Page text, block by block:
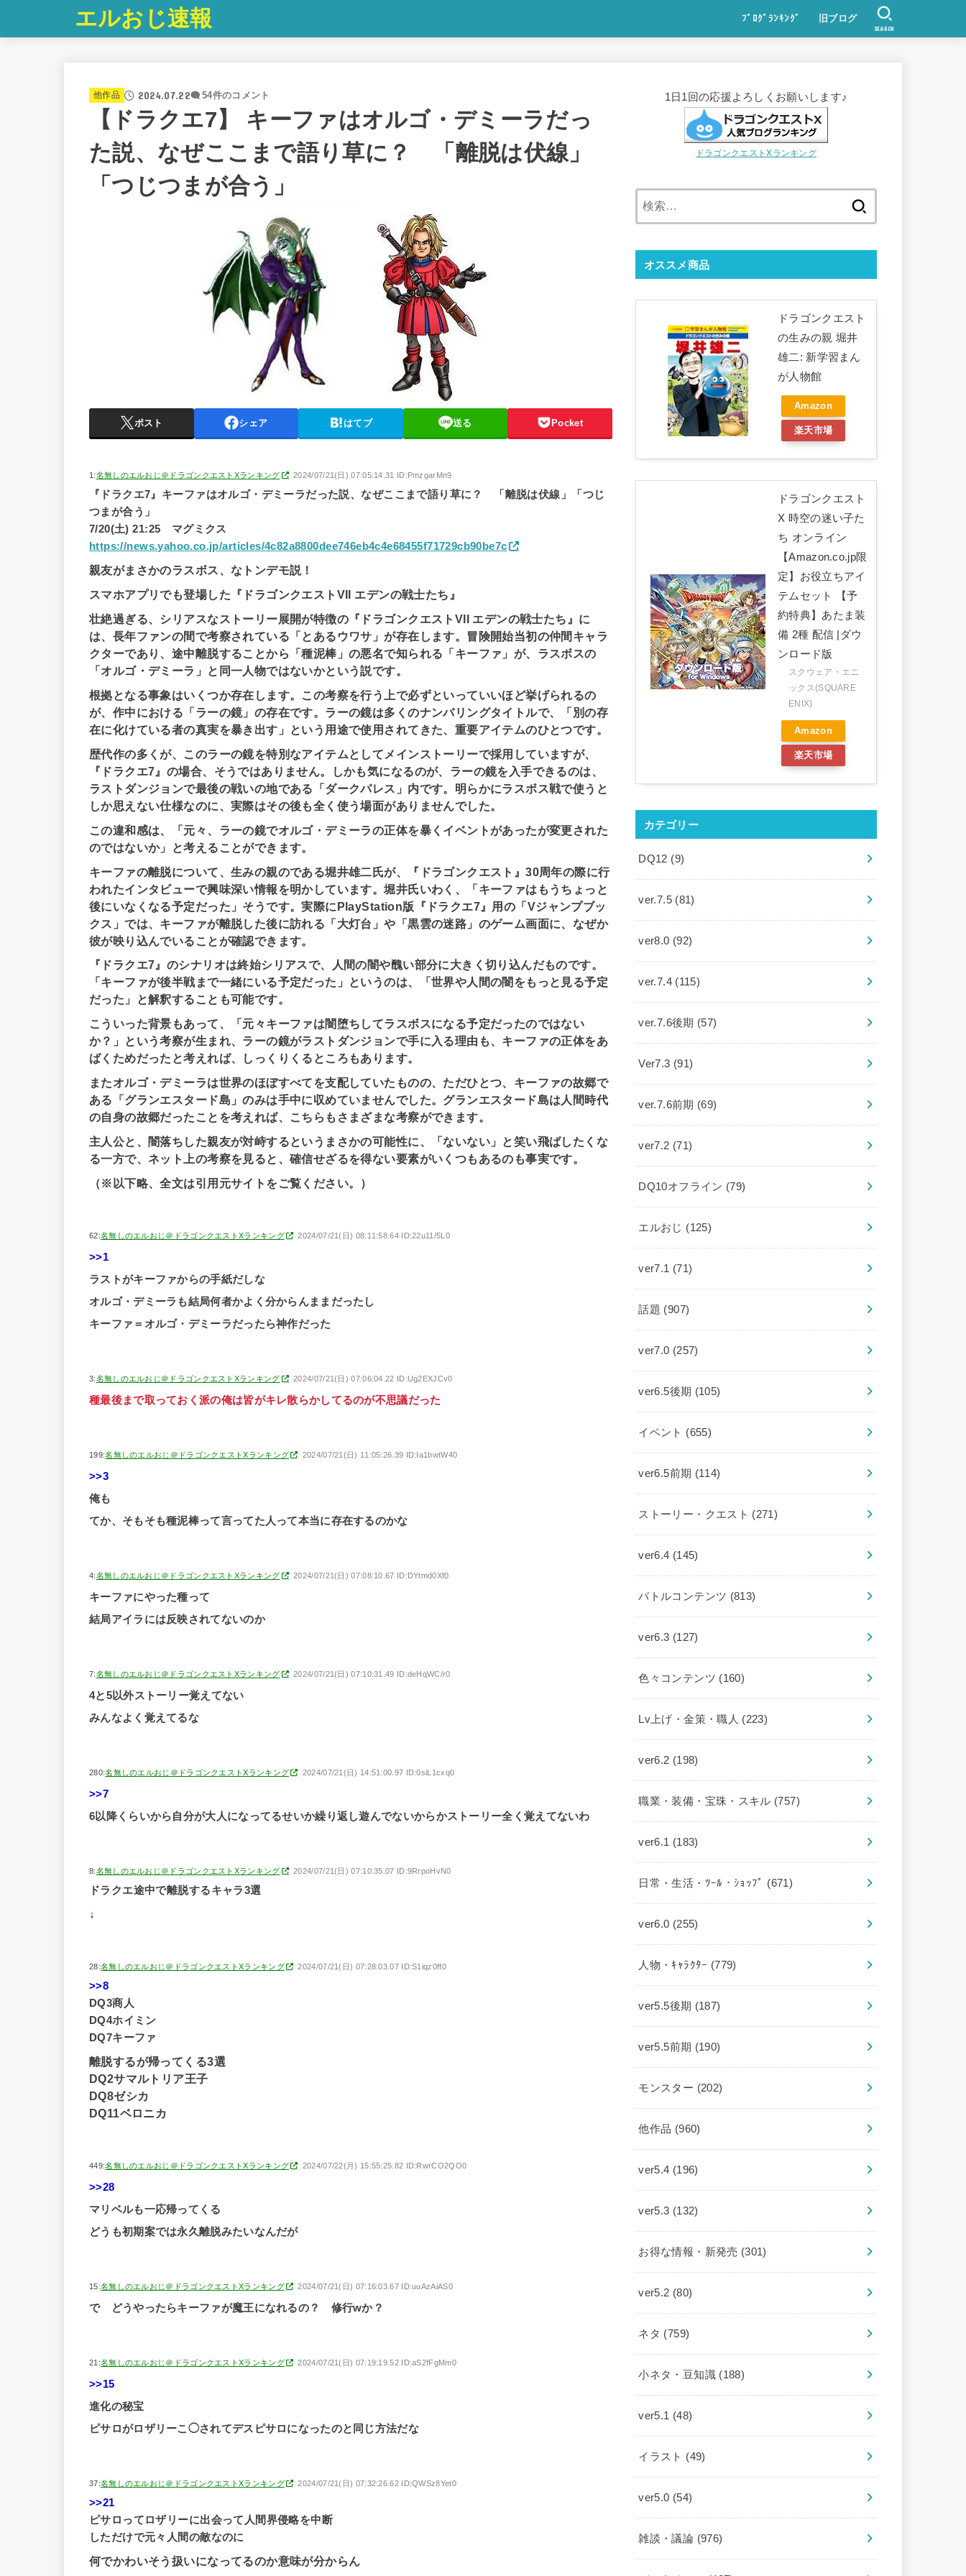
エルおじ速報 ﾌﾞﾛｸﾞﾗﾝｷﾝｸﾞ 旧ブログ
SEARCH
他作品 2024.07.22 54件のコメント
【ドラクエ7】 キーファはオルゴ・デミーラだっ
た説、なぜここまで語り草に？ 「離脱は伏線」
「つじつまが合う」
ポスト シェア はてブ 送る Pocket
1:名無しのエルおじ＠ドラゴンクエストXランキング 2024/07/21(日) 07:05:14.31 ID:PmzgarMn9
『ドラクエ7』キーファはオルゴ・デミーラだった説、なぜここまで語り草に？ 「離脱は伏線」「つじ
つまが合う」
7/20(土) 21:25 マグミクス
https://news.yahoo.co.jp/articles/4c82a8800dee746eb4c4e68455f71729cb90be7c
親友がまさかのラスボス、なトンデモ説！
スマホアプリでも登場した『ドラゴンクエストVII エデンの戦士たち』
壮絶過ぎる、シリアスなストーリー展開が特徴の『ドラゴンクエストVII エデンの戦士たち』に
は、長年ファンの間で考察されている「とあるウワサ」が存在します。冒険開始当初の仲間キャラ
クターであり、途中離脱することから「種泥棒」の悪名で知られる「キーファ」が、ラスボスの
「オルゴ・デミーラ」と同一人物ではないかという説です。
根拠となる事象はいくつか存在します。この考察を行う上で必ずといっていいほど挙げられるの
が、作中における「ラーの鏡」の存在です。ラーの鏡は多くのナンバリングタイトルで、「別の存
在に化けている者の真実を暴き出す」という用途で使用されてきた、重要アイテムのひとつです。
歴代作の多くが、このラーの鏡を特別なアイテムとしてメインストーリーで採用していますが、
『ドラクエ7』の場合、そうではありません。しかも気になるのが、ラーの鏡を入手できるのは、
ラストダンジョンで最後の戦いの地である「ダークパレス」内です。明らかにラスボス戦で使うと
しか思えない仕様なのに、実際はその後も全く使う場面がありませんでした。
この違和感は、「元々、ラーの鏡でオルゴ・デミーラの正体を暴くイベントがあったが変更された
のではないか」と考えることができます。
キーファの離脱について、生みの親のである堀井雄二氏が、『ドラゴンクエスト』30周年の際に行
われたインタビューで興味深い情報を明かしています。堀井氏いわく、「キーファはもうちょっと
後にいなくなる予定だった」そうです。実際にPlayStation版『ドラクエ7』用の「Vジャンプブッ
クス」では、キーファが離脱した後に訪れる「大灯台」や「黒雲の迷路」のゲーム画面に、なぜか
彼が映り込んでいることが確認できます。
『ドラクエ7』のシナリオは終始シリアスで、人間の闇や醜い部分に大きく切り込んだものです。
「キーファが後半戦まで一緒にいる予定だった」というのは、「世界や人間の闇をもっと見る予定
だった」と解釈することも可能です。
こういった背景もあって、「元々キーファは闇堕ちしてラスボスになる予定だったのではない
か？」という考察が生まれ、ラーの鏡がラストダンジョンで手に入る理由も、キーファの正体をあ
ばくためだったと考えれば、しっくりくるところもあります。
またオルゴ・デミーラは世界のほぼすべてを支配していたものの、ただひとつ、キーファの故郷で
ある「グランエスタード島」のみは手中に収めていませんでした。グランエスタード島は人間時代
の自身の故郷だったことを考えれば、こちらもさまざまな考察ができます。
主人公と、闇落ちした親友が対峙するというまさかの可能性に、「ないない」と笑い飛ばしたくな
る一方で、ネット上の考察を見ると、確信せざるを得ない要素がいくつもあるのも事実です。
（※以下略、全文は引用元サイトをご覧ください。）
62:名無しのエルおじ＠ドラゴンクエストXランキング 2024/07/21(日) 08:11:58.64 ID:22u11/5L0
>>1
ラストがキーファからの手紙だしな
オルゴ・デミーラも結局何者かよく分からんままだったし
キーファ＝オルゴ・デミーラだったら神作だった
3:名無しのエルおじ＠ドラゴンクエストXランキング 2024/07/21(日) 07:06:04.22 ID:Ug2EXJCv0
種最後まで取っておく派の俺は皆がキレ散らかしてるのが不思議だった
199:名無しのエルおじ＠ドラゴンクエストXランキング 2024/07/21(日) 11:05:26.39 ID:Ia1bwtW40
>>3
俺も
てか、そもそも種泥棒って言ってた人って本当に存在するのかな
4:名無しのエルおじ＠ドラゴンクエストXランキング 2024/07/21(日) 07:08:10.67 ID:DYtmd0Xf0
キーファにやった種って
結局アイラには反映されてないのか
7:名無しのエルおじ＠ドラゴンクエストXランキング 2024/07/21(日) 07:10:31.49 ID:deHqWC/r0
4と5以外ストーリー覚えてない
みんなよく覚えてるな
280:名無しのエルおじ＠ドラゴンクエストXランキング 2024/07/21(日) 14:51:00.97 ID:0siL1cxq0
>>7
6以降くらいから自分が大人になってるせいか繰り返し遊んでないからかストーリー全く覚えてないわ
8:名無しのエルおじ＠ドラゴンクエストXランキング 2024/07/21(日) 07:10:35.07 ID:9RrpoHvN0
ドラクエ途中で離脱するキャラ3選
↓
28:名無しのエルおじ＠ドラゴンクエストXランキング 2024/07/21(日) 07:28:03.07 ID:S1iqz0ff0
>>8
DQ3商人
DQ4ホイミン
DQ7キーファ
離脱するが帰ってくる3選
DQ2サマルトリア王子
DQ8ゼシカ
DQ11ベロニカ
449:名無しのエルおじ＠ドラゴンクエストXランキング 2024/07/22(月) 15:55:25.82 ID:RwrCO2QO0
>>28
マリベルも一応帰ってくる
どうも初期案では永久離脱みたいなんだが
15:名無しのエルおじ＠ドラゴンクエストXランキング 2024/07/21(日) 07:16:03.67 ID:uuAzAiAS0
で どうやったらキーファが魔王になれるの？ 修行wか？
21:名無しのエルおじ＠ドラゴンクエストXランキング 2024/07/21(日) 07:19:19.52 ID:aS2fFgMm0
>>15
進化の秘宝
ピサロがロザリーこ◯されてデスピサロになったのと同じ方法だな
37:名無しのエルおじ＠ドラゴンクエストXランキング 2024/07/21(日) 07:32:26.62 ID:QWSz8Yet0
>>21
ピサロってロザリーに出会って人間界侵略を中断
しただけで元々人間の敵なのに
何でかわいそう扱いになってるのか意味が分からん
1日1回の応援よろしくお願いします♪
ドラゴンクエストXランキング
オススメ商品
ドラゴンクエスト
の生みの親 堀井
雄二: 新学習まん
が人物館
Amazon
楽天市場
ドラゴンクエスト
X 時空の迷い子た
ち オンライン
【Amazon.co.jp限
定】お役立ちアイ
テムセット 【予
約特典】あたま装
備 2種 配信 |ダウ
ンロード版
スクウェア・エニ
ックス(SQUARE
ENIX)
Amazon
楽天市場
カテゴリー
DQ12 (9)
ver.7.5 (81)
ver8.0 (92)
ver.7.4 (115)
ver.7.6後期 (57)
Ver7.3 (91)
ver.7.6前期 (69)
ver7.2 (71)
DQ10オフライン (79)
エルおじ (125)
ver7.1 (71)
話題 (907)
ver7.0 (257)
ver6.5後期 (105)
イベント (655)
ver6.5前期 (114)
ストーリー・クエスト (271)
ver6.4 (145)
バトルコンテンツ (813)
ver6.3 (127)
色々コンテンツ (160)
Lv上げ・金策・職人 (223)
ver6.2 (198)
職業・装備・宝珠・スキル (757)
ver6.1 (183)
日常・生活・ﾂｰﾙ・ｼｮｯﾌﾟ (671)
ver6.0 (255)
人物・ｷｬﾗｸﾀｰ (779)
ver5.5後期 (187)
ver5.5前期 (190)
モンスター (202)
他作品 (960)
ver5.4 (196)
ver5.3 (132)
お得な情報・新発売 (301)
ver5.2 (80)
ネタ (759)
小ネタ・豆知識 (188)
ver5.1 (48)
イラスト (49)
ver5.0 (54)
雑談・議論 (976)